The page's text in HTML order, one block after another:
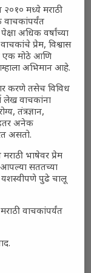
आहेत का?
मध्ये मराठी
अधिक वर्षांच्या
प्रेम, विश्वास
मोठे आणि
अभिमान आहे.
करणे तसेच विविध
लेख वाचकांना
तंत्रज्ञान,
अनेक
असतो.
भाषेवर प्रेम
सततच्या
यशस्वीपणे पुढे चालू
वाचकांपर्यंत